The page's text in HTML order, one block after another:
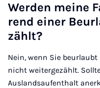
Wer­den mei­ne
rend ei­ner
zählt?
Nein, wenn Sie
nicht weitergezählt.
Auslandsaufenthalt